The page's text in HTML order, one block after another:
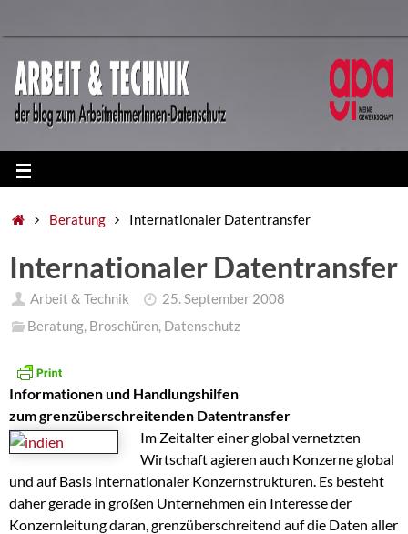
Beratung Internationaler Datentransfer
Internationaler Datentransfer
Arbeit & Technik
25. September 2008
Beratung, Broschüren, Datenschutz
Informationen und Handlungshilfen
zum grenzüberschreitenden Datentransfer
Im Zeitalter einer global vernetzten
Wirtschaft agieren auch Konzerne global
und auf Basis internationaler Konzernstrukturen. Es besteht
daher gerade in großen Unternehmen ein Interesse der
Konzernleitung daran, grenzüberschreitend auf die Daten aller